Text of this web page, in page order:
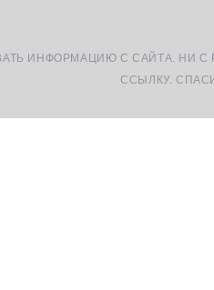
ИНФОРМАЦИЮ С САЙТА. НИ
ССЫЛКУ.